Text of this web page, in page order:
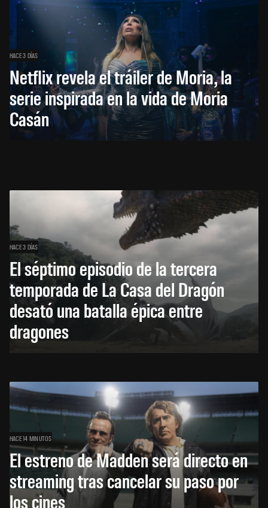
HACE 3 DÍAS
Netflix revela el tráiler de Moria, la
serie inspirada en la vida de Moria
Casán
HACE 3 DÍAS
El séptimo episodio de la tercera
temporada de La Casa del Dragón
desató una batalla épica entre
dragones
HACE 14 MINUTOS
El estreno de Madden será directo en
streaming tras cancelar su paso por
los cines